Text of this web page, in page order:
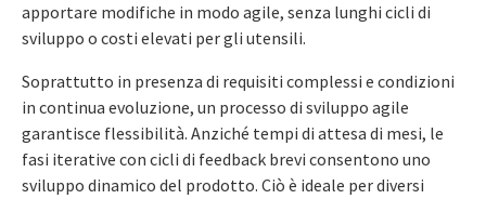
apportare modifiche in modo agile, senza lunghi cicli di
sviluppo o costi elevati per gli utensili.
Soprattutto in presenza di requisiti complessi e condizioni
in continua evoluzione, un processo di sviluppo agile
garantisce flessibilità. Anziché tempi di attesa di mesi, le
fasi iterative con cicli di feedback brevi consentono uno
sviluppo dinamico del prodotto. Ciò è ideale per diversi